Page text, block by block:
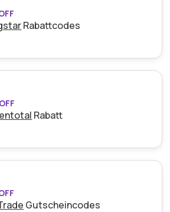
Rabattcodes
Rabatt
Gutscheincodes